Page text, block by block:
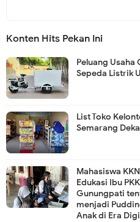
Konten Hits Pekan Ini
Peluang Usaha
Sepeda Listrik
List Toko
Semarang
Mahasiswa
Edukasi Ibu
Gunungpati
menjadi
Anak di Era